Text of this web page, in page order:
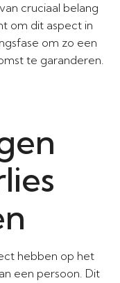
cruciaal belang
om dit aspect in
om zo een
te garanderen.
hebben op het
een persoon. Dit